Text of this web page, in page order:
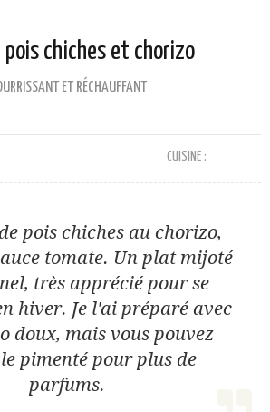
pois chiches et chorizo
ET RÉCHAUFFANT
CUISINE :
pois chiches au chorizo,
tomate. Un plat mijoté
très apprécié pour se
hiver. Je l'ai préparé avec
doux, mais vous pouvez
pimenté pour plus de
parfums.